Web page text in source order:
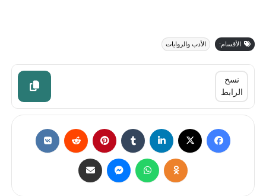
الأقسام: الأدب والروايات
نسخ
الرابط